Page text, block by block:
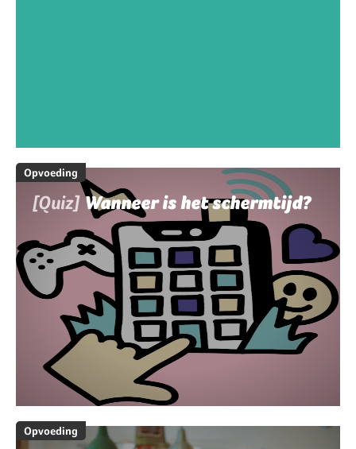
Opvoeding
[Quiz] Wanneer is het schermtijd?
Opvoeding